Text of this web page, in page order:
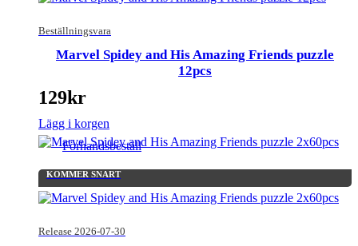
Beställningsvara
Marvel Spidey and His Amazing Friends puzzle
12pcs
129kr
Lägg i korgen
KOMMER SNART
Release 2026-07-30
Förhandsbeställ